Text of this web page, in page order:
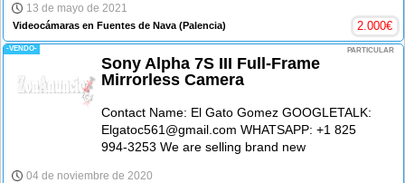
13 de mayo de 2021
Videocámaras en Fuentes de Nava (Palencia) 2.000€
-VENDO- PARTICULAR
Sony Alpha 7S III Full-Frame
Mirrorless Camera
Contact Name: El Gato Gomez GOOGLETALK:
Elgatoc561@gmail.com WHATSAPP: +1 825
994-3253 We are selling brand new
04 de noviembre de 2020